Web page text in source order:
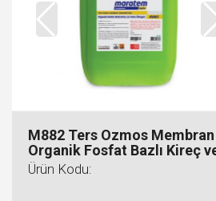
M882 Ters Ozmos
Organik Fosfat Bazlı Kireç
Ürün Kodu: